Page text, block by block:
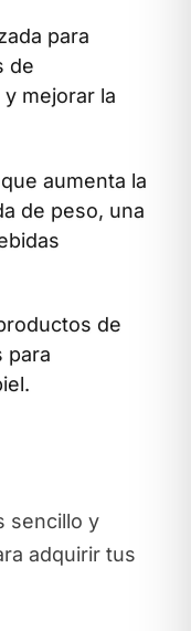
para
de
mejorar la
aumenta la
de peso, una
de
para
sencillo y
adquirir tus